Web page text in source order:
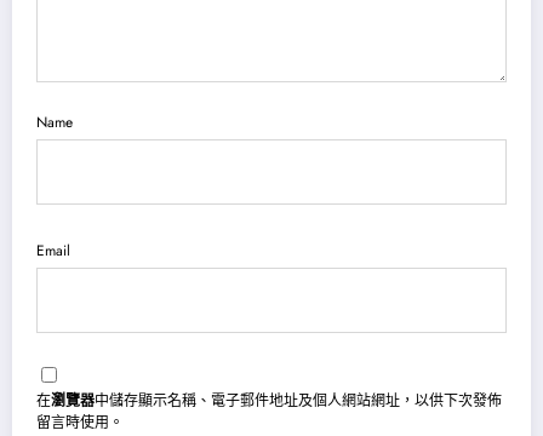
Name
Email
在瀏覽器中儲存顯示名稱、電子郵件地址及個人網站網址，以供下次發佈
留言時使用。